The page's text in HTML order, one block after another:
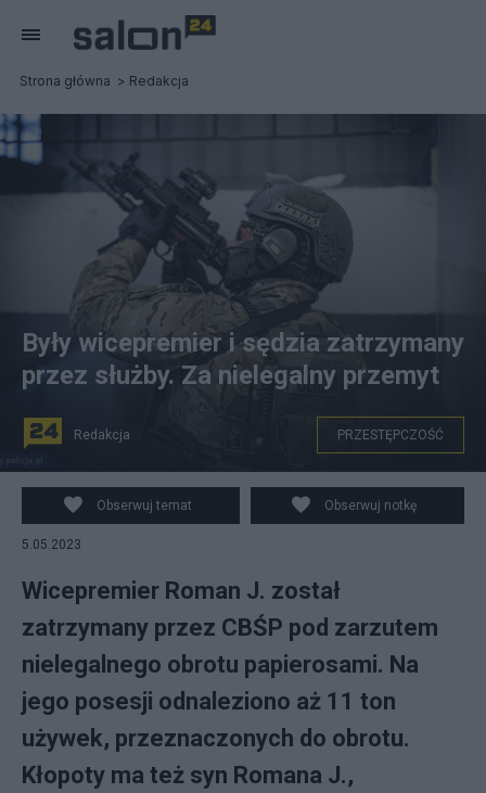
Strona główna Redakcja
Były wicepremier i sędzia zatrzymany
przez służby. Za nielegalny przemyt
Redakcja PRZESTĘPCZOŚĆ
Obserwuj temat Obserwuj notkę
5.05.2023
Wicepremier Roman J. został
zatrzymany przez CBŚP pod zarzutem
nielegalnego obrotu papierosami. Na
jego posesji odnaleziono aż 11 ton
używek, przeznaczonych do obrotu.
Kłopoty ma też syn Romana J.,